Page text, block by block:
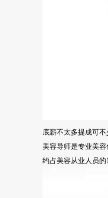
底薪不太多提成可不
美容导师是专业美
约占美容从业人员的